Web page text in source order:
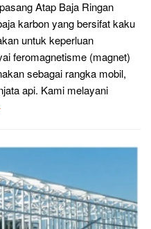
Atap Baja Ringan
karbon yang bersifat kaku
untuk keperluan
feromagnetisme (magnet)
sebagai rangka mobil,
api. Kami melayani